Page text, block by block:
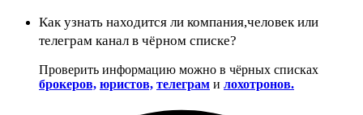
Как узнать находится ли компания,человек или
телеграм канал в чёрном списке?
Проверить информацию можно в чёрных списках
брокеров, юристов, телеграм и лохотронов.